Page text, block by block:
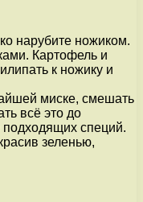
нарубите ножиком.
Картофель и
к ножику и
миске, смешать
всё это до
специй.
зеленью,